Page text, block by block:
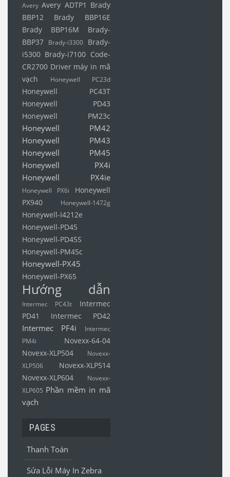
Avery Avery ADTP1
Brady
BBP12
Brady BBP16E
Brady BBP16M
Brady-
BBP37 Brady-i3300 Brady-
i5300 Brady-i7100 Code-
CR2700 Driver máy in mã
vạch
Honeywell PC23d
Honeywell PC43T
Honeywell PD43
Honeywell PM23c
Honeywell PM42
Honeywell PM43
Honeywell PM45
Honeywell PX4i
Honeywell PX4ie
Honeywell PX6i
Honeywell
PX940
Honeywell-1472g
Honeywell-I4212e
Honeywell-PD45
Honeywell-PD45S
Honeywell-PM45c
Honeywell-PX45
Honeywell-PX65
Hướng dẫn
Intermec PC43t
Intermec
PD41
Intermec PD42
Intermec PF4i
Intermec
PM4i
Novexx-64-04
Novexx-XLP504
Novexx-
XLP506
Novexx-XLP514
Novexx-XLP604
Novexx-
XLP605 Phần mềm in mã
vạch
PAGES
Thanh Toán
Sửa Lỗi Máy In Zebra